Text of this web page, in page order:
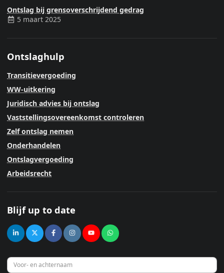
Ontslag bij grensoverschrijdend gedrag
5 maart 2025
Ontslaghulp
Transitievergoeding
WW-uitkering
Juridisch advies bij ontslag
Vaststellingsovereenkomst controleren
Zelf ontslag nemen
Onderhandelen
Ontslagvergoeding
Arbeidsrecht
Blijf up to date